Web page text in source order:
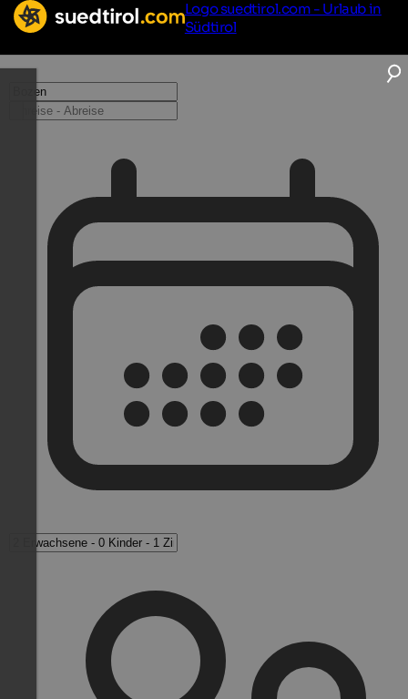
Logo suedtirol.com - Urlaub in
Südtirol